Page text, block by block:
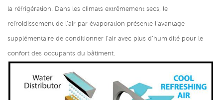
la réfrigération. Dans les climats extrêmement secs, le
refroidissement de l’air par évaporation présente l’avantage
supplémentaire de conditionner l’air avec plus d’humidité pour le
confort des occupants du bâtiment.